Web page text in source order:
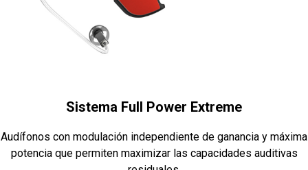
Sistema Full Power Extreme
Audífonos con modulación independiente de ganancia y máxima
potencia que permiten maximizar las capacidades auditivas